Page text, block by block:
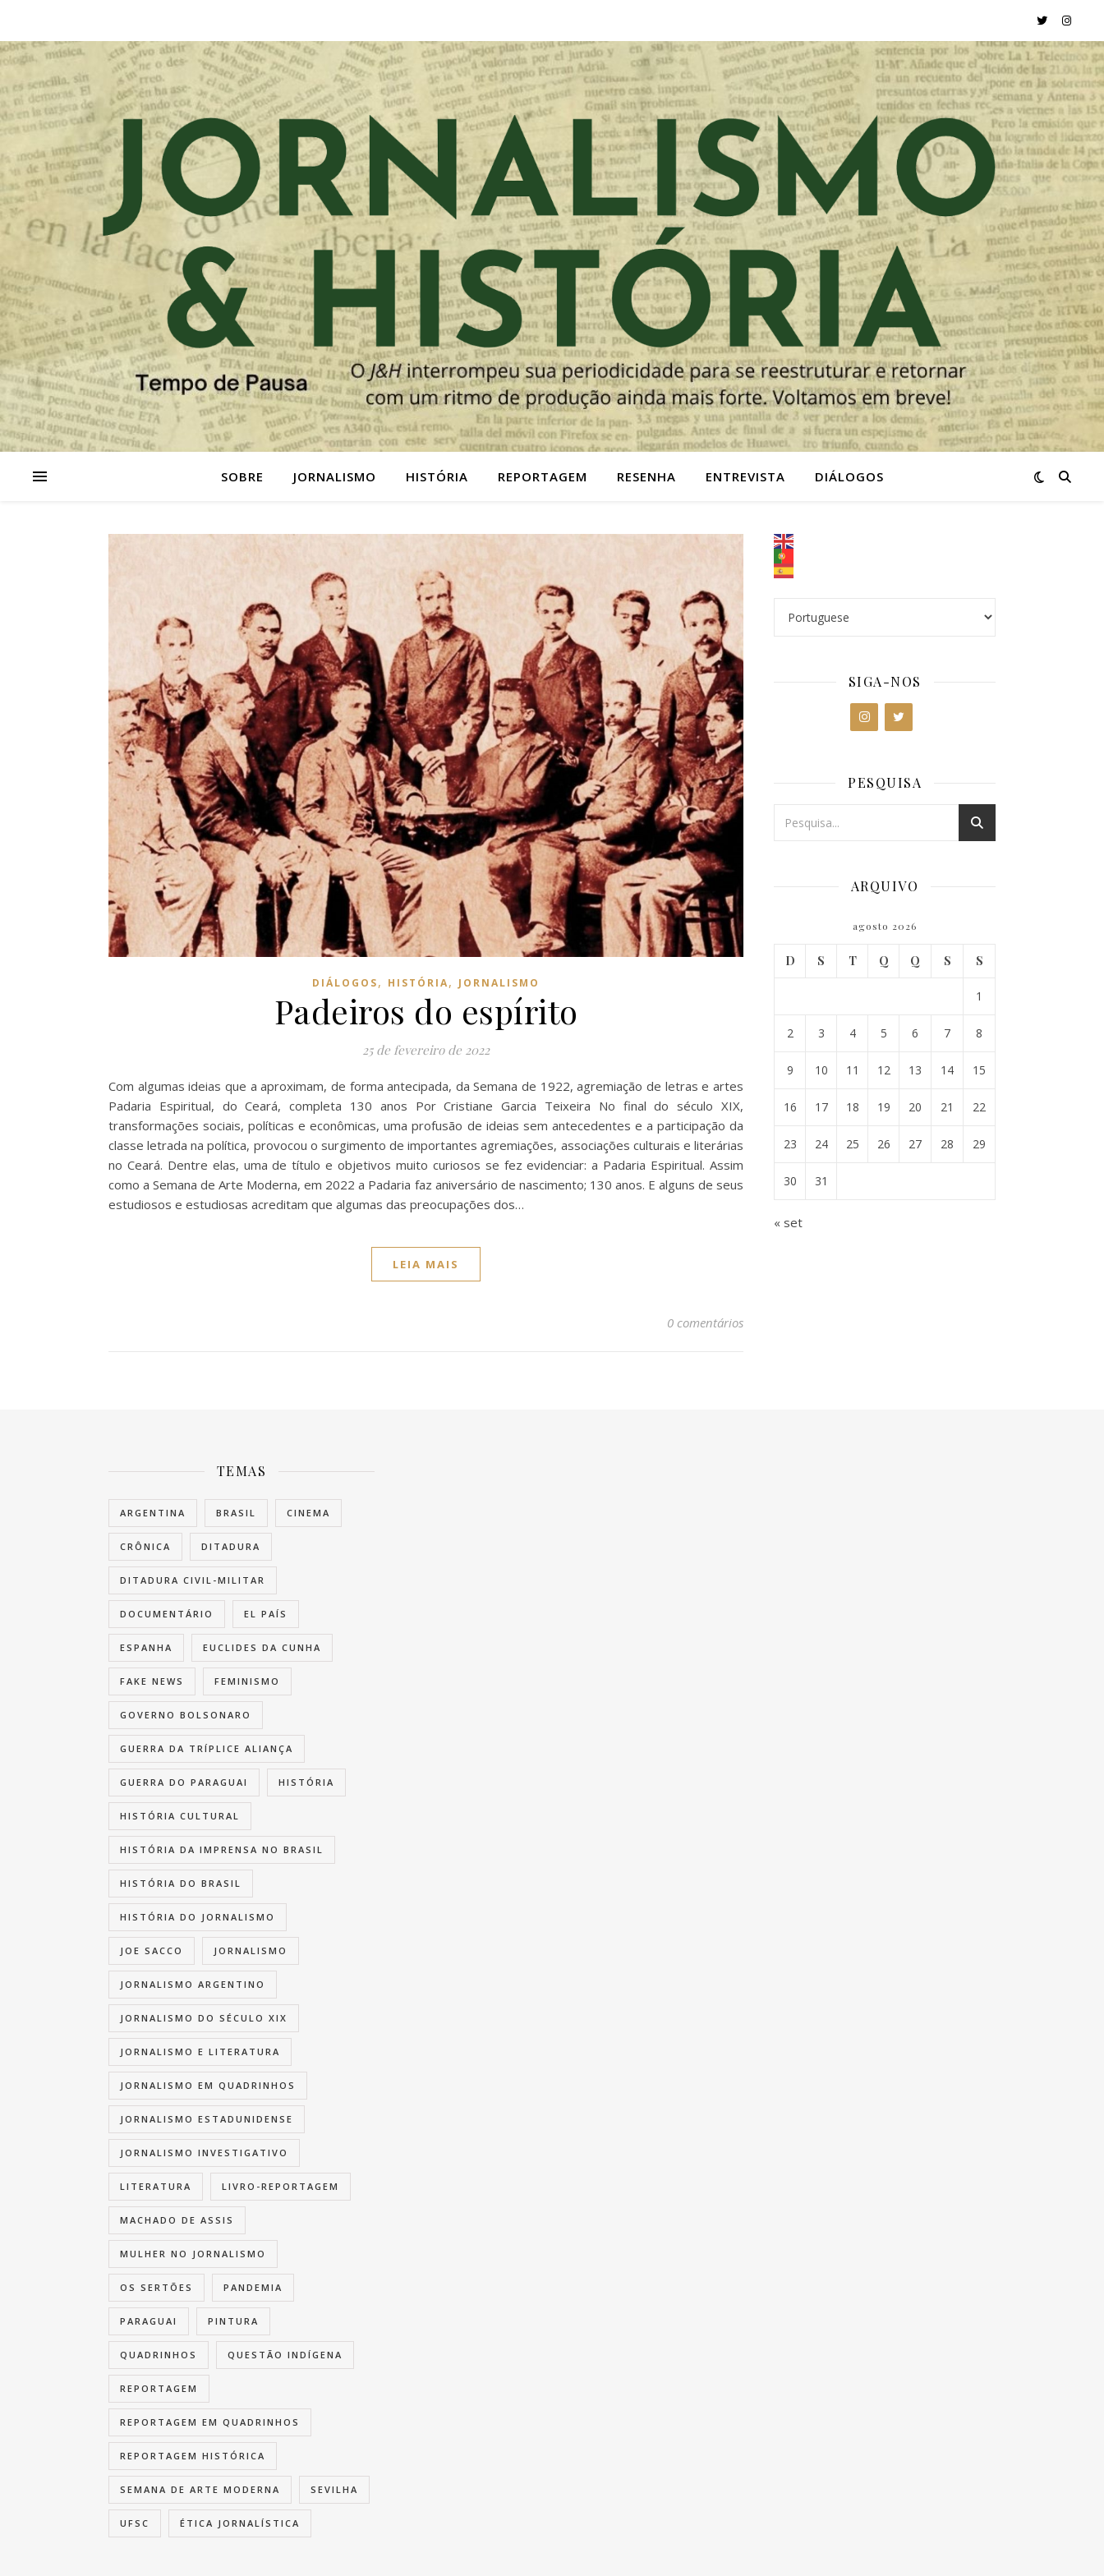
SOBRE JORNALISMO HISTÓRIA REPORTAGEM RESENHA ENTREVISTA DIÁLOGOS
DIÁLOGOS, HISTÓRIA, JORNALISMO
Padeiros do espírito
25 de fevereiro de 2022
Com algumas ideias que a aproximam, de forma antecipada, da Semana de 1922, agremiação de letras e artes
Padaria Espiritual, do Ceará, completa 130 anos Por Cristiane Garcia Teixeira No final do século XIX,
transformações sociais, políticas e econômicas, uma profusão de ideias sem antecedentes e a participação da
classe letrada na política, provocou o surgimento de importantes agremiações, associações culturais e literárias
no Ceará. Dentre elas, uma de título e objetivos muito curiosos se fez evidenciar: a Padaria Espiritual. Assim
como a Semana de Arte Moderna, em 2022 a Padaria faz aniversário de nascimento; 130 anos. E alguns de seus
estudiosos e estudiosas acreditam que algumas das preocupações dos…
LEIA MAIS
0 comentários
SIGA-NOS
PESQUISA
ARQUIVO
agosto 2026
D S T Q Q S S
1
2 3 4 5 6 7 8
9 10 11 12 13 14 15
16 17 18 19 20 21 22
23 24 25 26 27 28 29
30 31
« set
TEMAS
ARGENTINA BRASIL CINEMA
CRÔNICA DITADURA
DITADURA CIVIL-MILITAR
DOCUMENTÁRIO EL PAÍS
ESPANHA EUCLIDES DA CUNHA
FAKE NEWS FEMINISMO
GOVERNO BOLSONARO
GUERRA DA TRÍPLICE ALIANÇA
GUERRA DO PARAGUAI HISTÓRIA
HISTÓRIA CULTURAL
HISTÓRIA DA IMPRENSA NO BRASIL
HISTÓRIA DO BRASIL
HISTÓRIA DO JORNALISMO
JOE SACCO JORNALISMO
JORNALISMO ARGENTINO
JORNALISMO DO SÉCULO XIX
JORNALISMO E LITERATURA
JORNALISMO EM QUADRINHOS
JORNALISMO ESTADUNIDENSE
JORNALISMO INVESTIGATIVO
LITERATURA LIVRO-REPORTAGEM
MACHADO DE ASSIS
MULHER NO JORNALISMO
OS SERTÕES PANDEMIA
PARAGUAI PINTURA
QUADRINHOS QUESTÃO INDÍGENA
REPORTAGEM
REPORTAGEM EM QUADRINHOS
REPORTAGEM HISTÓRICA
SEMANA DE ARTE MODERNA SEVILHA
UFSC ÉTICA JORNALÍSTICA